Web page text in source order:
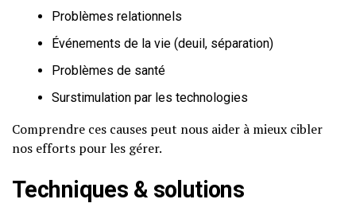
Problèmes relationnels
Événements de la vie (deuil, séparation)
Problèmes de santé
Surstimulation par les technologies
Comprendre ces causes peut nous aider à mieux cibler
nos efforts pour les gérer.
Techniques & solutions